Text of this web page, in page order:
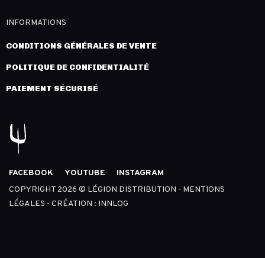
INFORMATIONS
CONDITIONS GÉNÉRALES DE VENTE
POLITIQUE DE CONFIDENTIALITÉ
PAIEMENT SÉCURISÉ
FACEBOOK YOUTUBE
INSTAGRAM
COPYRIGHT 2026 © LÉGION DISTRIBUTION - MENTIONS
LÉGALES - CRÉATION : INNLOG